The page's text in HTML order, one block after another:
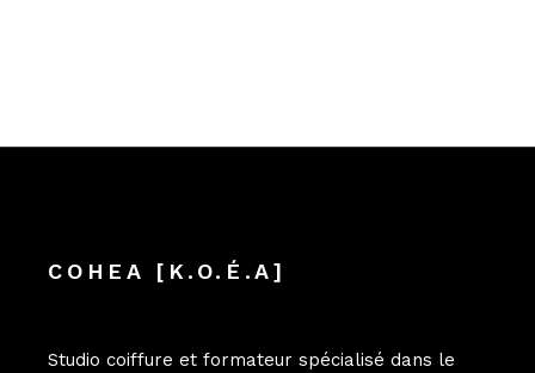
COHEA [K.O.É.A]
Studio coiffure et formateur spécialisé dans le